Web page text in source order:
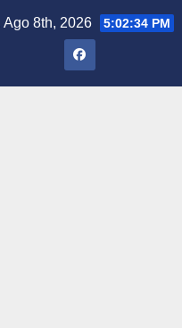
Ago 8th, 2026 5:02:35 PM